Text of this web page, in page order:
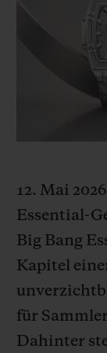
12. Mai
Essential-
Big Bang
Kapitel
für
Dahinter
SUMMER
EXKLUSIVE
SICHERE